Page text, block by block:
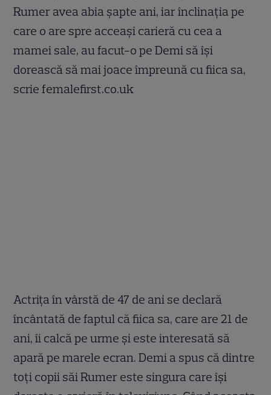
Rumer avea abia şapte ani, iar înclinaţia pe
care o are spre acceaşi carieră cu cea a
mamei sale, au facut-o pe Demi să îşi
dorească să mai joace împreună cu fiica sa,
scrie femalefirst.co.uk
Actriţa în vârstă de 47 de ani se declară
încântată de faptul că fiica sa, care are 21 de
ani, îi calcă pe urme şi este interesată să
apară pe marele ecran. Demi a spus că dintre
toţi copii săi Rumer este singura care îşi